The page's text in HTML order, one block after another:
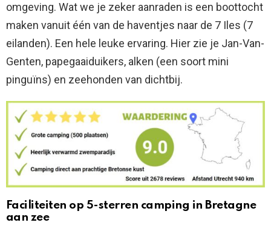
omgeving. Wat we je zeker aanraden is een boottocht
maken vanuit één van de haventjes naar de 7 Iles (7
eilanden). Een hele leuke ervaring. Hier zie je Jan-Van-
Genten, papegaaiduikers, alken (een soort mini
pinguïns) en zeehonden van dichtbij.
Faciliteiten op 5-sterren camping in Bretagne
aan zee